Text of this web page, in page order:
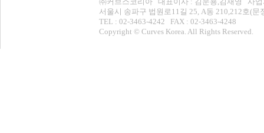
㈜커브스코리아 대표이사 : 김운용,김재영 사업
서울시 송파구 법원로11길 25, A동 210,212호(
TEL : 02-3463-4242 FAX : 02-3463-4248
Copyright © Curves Korea. All Rights Reserved.